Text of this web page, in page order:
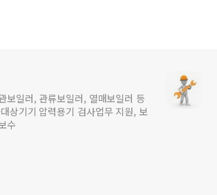
보일러, 관류보일러, 열매보일러 등
상기기 압력용기 검사업무 지원, 보
수